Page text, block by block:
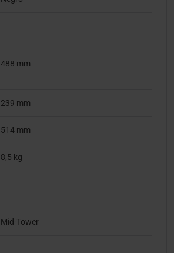
488 mm
239 mm
514 mm
8,5 kg
Mid-Tower